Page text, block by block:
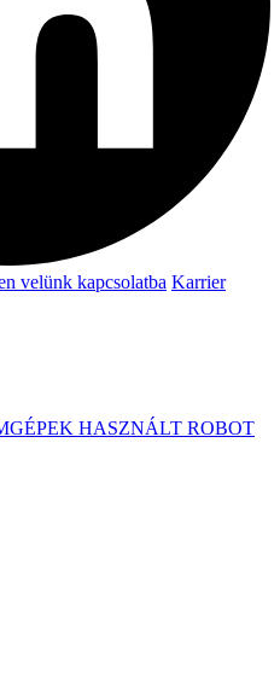
velünk kapcsolatba Karrier
HASZNÁLT ROBOT